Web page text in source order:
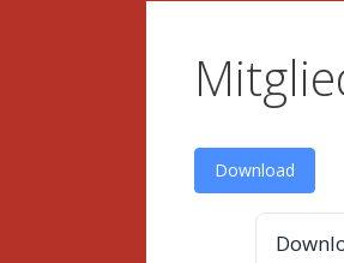
Download